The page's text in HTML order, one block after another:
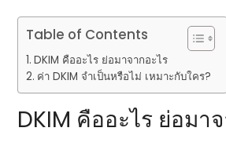
Table of Contents
DKIM คืออะไร ย่อมาจากอะไร
ค่า DKIM จำเป็นหรือไม่ เหมาะกับใคร?
DKIM คืออะไร ย่อมา